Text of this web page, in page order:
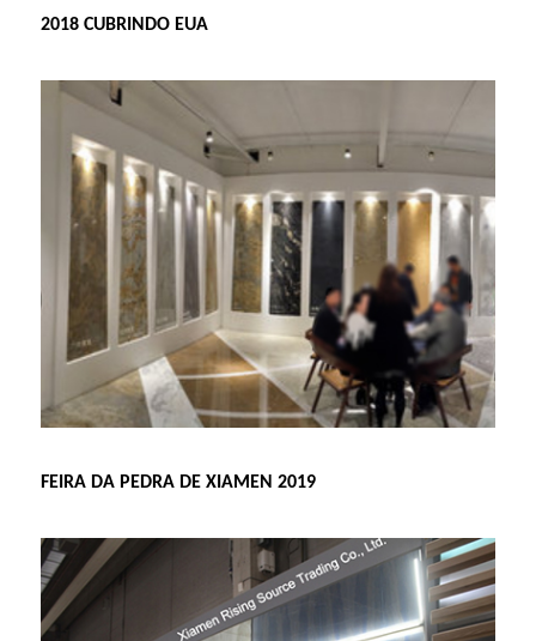
2018 CUBRINDO EUA
FEIRA DA PEDRA DE XIAMEN 2019